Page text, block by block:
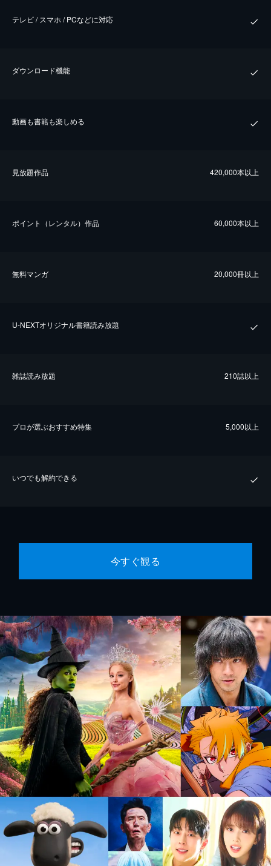
テレビ / スマホ / PCなどに対応
ダウンロード機能
動画も書籍も楽しめる
⾒放題作品 420,000本以上
ポイント（レンタル）作品 60,000本以上
無料マンガ 20,000冊以上
U-NEXTオリジナル書籍読み放題
雑誌読み放題 210誌以上
プロが選ぶおすすめ特集 5,000以上
いつでも解約できる
今すぐ観る